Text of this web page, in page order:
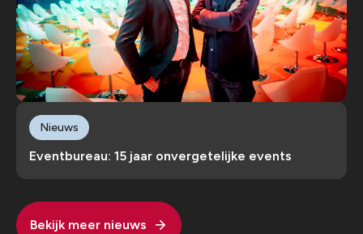
Eventbureau: 15 jaar onvergetelijke events
Nieuws
Bekijk meer nieuws